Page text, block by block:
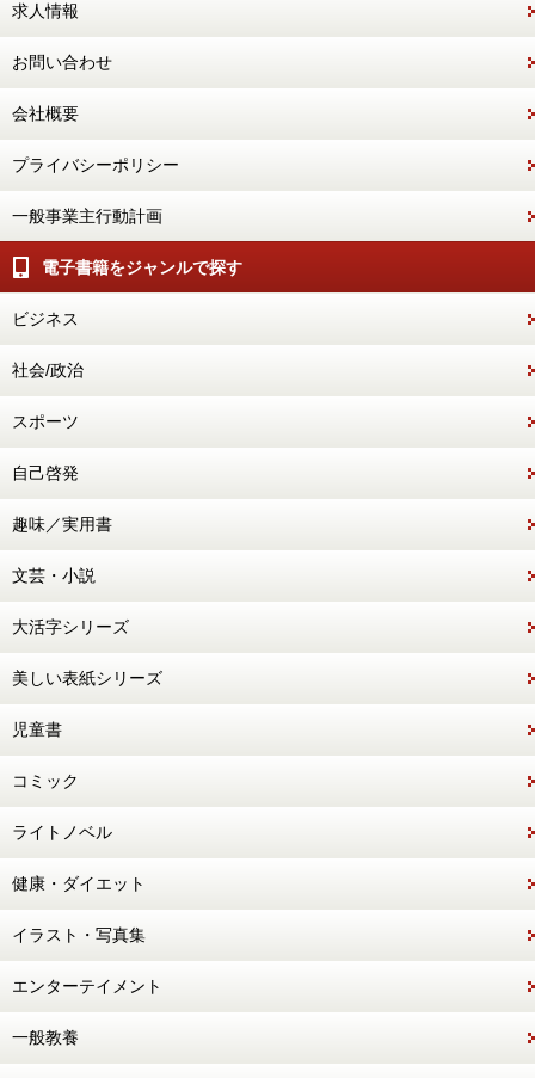
求人情報
お問い合わせ
会社概要
プライバシーポリシー
一般事業主行動計画
電子書籍をジャンルで探す
ビジネス
社会/政治
スポーツ
自己啓発
趣味／実用書
文芸・小説
大活字シリーズ
美しい表紙シリーズ
児童書
コミック
ライトノベル
健康・ダイエット
イラスト・写真集
エンターテイメント
一般教養